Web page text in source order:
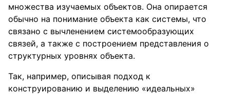
множества изучаемых объектов. Она опирается
обычно на понимание объекта как системы, что
связано с вычленением системообразующих
связей, а также с построением представления о
структурных уровнях объекта.
Так, например, описывая подход к
конструированию и выделению «идеальных»